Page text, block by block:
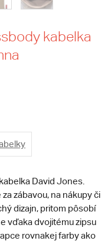
kabelka
David Jones.
zábavou, na nákupy či
dizajn, pritom pôsobí
vďaka dvojitému zipsu
rovnakej farby ako